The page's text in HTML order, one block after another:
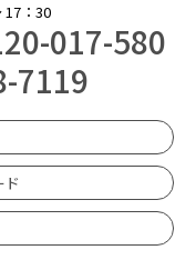
17：30
017-580
7119
ド